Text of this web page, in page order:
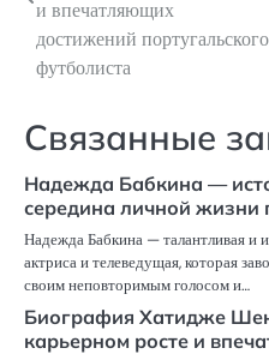
записям
и впечатляющих
достижений португальского
футболиста
Связанные
Надежда Бабкина —
середина личной жизни
Надежда Бабкина — талантливая и
актриса и телеведущая, которая
своим неповторимым голосом и…
Биография Хатидже
карьерном росте и